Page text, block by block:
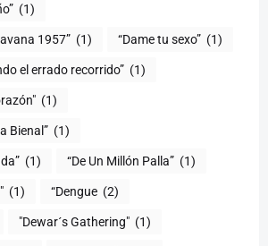
(1)
1957” (1) “Dame tu sexo” (1)
el errado recorrido” (1)
(1)
(1)
(1) “De Un Millón Palla” (1)
(1) “Dengue (2)
"Dewar´s Gathering" (1)